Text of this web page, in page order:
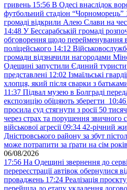
гривень 15:56 В Одесі внаслідок
футбольний стадіон “Чорноморець”
громаді відкрили Алею Слави на
14:48 У Бессарабській громаді
обговорення щодо перейменування
поліцейського 14:12
громади відзначили нагородами
Одещині запустили Єдиний
представлені 12:02 Ізмаїльські
хлопця, який після сварки з
11:37 Підвал музею в Болграді
експозицію обіцяють зберегти 10:46
просила суд стягнути з росії 50
через страх та порушення звичного
військової агресії 09:34 42-річний
Дністровського району за збут
може потрапити за ґрати на сім років
06/08/2026
17:56 На Одещині звернення до
перереєстрації автівок обернулися
проваджень 17:24 Реалізація
перейшла до етапу укладення